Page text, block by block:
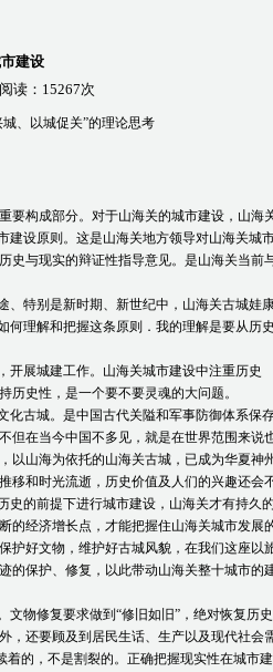
建设
读：15267次
、以城促关”的理论思考
要构成部分。对于山海关的城市建设，山海
建设原则。这是山海关地方领导对山海关城
史与现实的辩证性指导意见。是山海关当前
、特别是新时期、新世纪中，山海关古城娃
何理解和把握这条原则．我的理解是要从历史
展城建工作。山海关城市建设中注重历史
史性，是一个要不要灵魂的大问题。
化古城。是中国古代关隘和军事防御体系保
但在当今中国不多见，就是在世界范围来说
以山海为依托的山海关古城，已成为华夏神
移和时光流逝，历史价值及人们的兴趣还会
史的前提下进行城市建设，山海关才有持久的
的经济增长点，才能把握住山海关城市发展
护好文物，维护好古城风貌，在我们这座以
的保护、修复，以此带动山海关整十城市的
物修复要求做到“修旧如旧”，绝对恢复历史
，还要顾及到居民生话、生产以及现代社会
着的，不是割裂的。正确把握现实性在城市建